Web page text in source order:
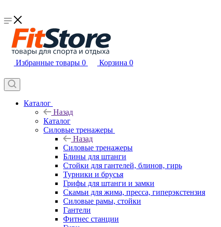
Избранные товары 0 Корзина 0
Каталог
Назад
Каталог
Силовые тренажеры
Назад
Силовые тренажеры
Блины для штанги
Стойки для гантелей, блинов, гирь
Турники и брусья
Грифы для штанги и замки
Скамьи для жима, пресса, гиперэкстензия
Силовые рамы, стойки
Гантели
Фитнес станции